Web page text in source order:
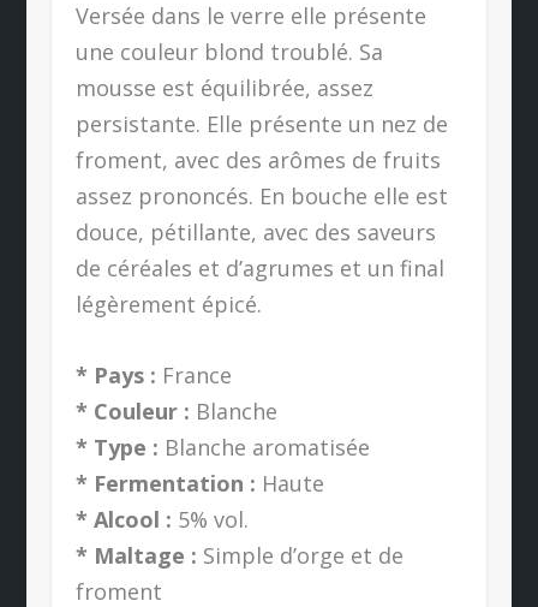
Versée dans le verre elle présente
une couleur blond troublé. Sa
mousse est équilibrée, assez
persistante. Elle présente un nez de
froment, avec des arômes de fruits
assez prononcés. En bouche elle est
douce, pétillante, avec des saveurs
de céréales et d’agrumes et un final
légèrement épicé.
* Pays : France
* Couleur : Blanche
* Type : Blanche aromatisée
* Fermentation : Haute
* Alcool : 5% vol.
* Maltage : Simple d’orge et de
froment